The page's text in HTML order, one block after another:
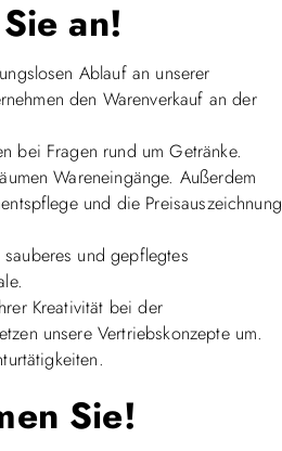
an!
Ablauf an unserer
den Warenverkauf an der
bei Fragen rund um Getränke.
Wareneingänge. Außerdem
und die Preisauszeichnung
und gepflegtes
Kreativität bei der
unsere Vertriebskonzepte um.
Sie!